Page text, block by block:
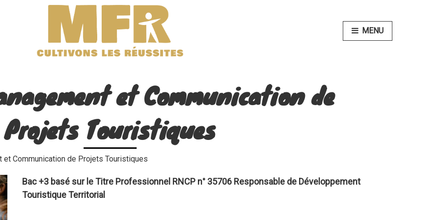
MENU
et Communication de
Projets Touristiques
et Communication de Projets Touristiques
Bac +3 basé sur le Titre Professionnel RNCP n° 35706 Responsable de Développement
Touristique Territorial